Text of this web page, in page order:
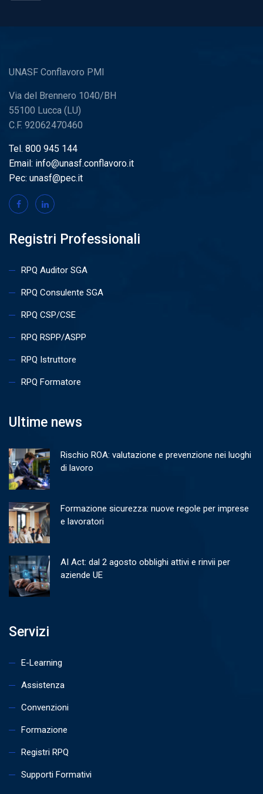
UNASF Conflavoro PMI
Via del Brennero 1040/BH
55100 Lucca (LU)
C.F. 92062470460
Tel. 800 945 144
Email: info@unasf.conflavoro.it
Pec: unasf@pec.it
Registri Professionali
RPQ Auditor SGA
RPQ Consulente SGA
RPQ CSP/CSE
RPQ RSPP/ASPP
RPQ Istruttore
RPQ Formatore
Ultime news
Rischio ROA: valutazione e prevenzione nei luoghi
di lavoro
Formazione sicurezza: nuove regole per imprese
e lavoratori
AI Act: dal 2 agosto obblighi attivi e rinvii per
aziende UE
Servizi
E-Learning
Assistenza
Convenzioni
Formazione
Registri RPQ
Supporti Formativi